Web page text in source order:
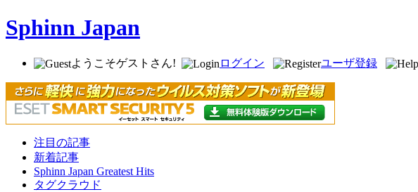
Sphinn Japan
ようこそゲストさん! ログイン ユーザ登録
注目の記事
新着記事
Sphinn Japan Greatest Hits
タグクラウド